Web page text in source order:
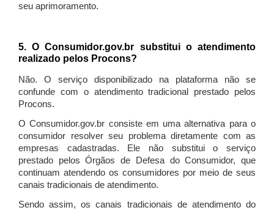
seu aprimoramento.
5. O Consumidor.gov.br substitui o atendimento
realizado pelos Procons?
Não. O serviço disponibilizado na plataforma não se
confunde com o atendimento tradicional prestado pelos
Procons.
O Consumidor.gov.br consiste em uma alternativa para o
consumidor resolver seu problema diretamente com as
empresas cadastradas. Ele não substitui o serviço
prestado pelos Órgãos de Defesa do Consumidor, que
continuam atendendo os consumidores por meio de seus
canais tradicionais de atendimento.
Sendo assim, os canais tradicionais de atendimento do